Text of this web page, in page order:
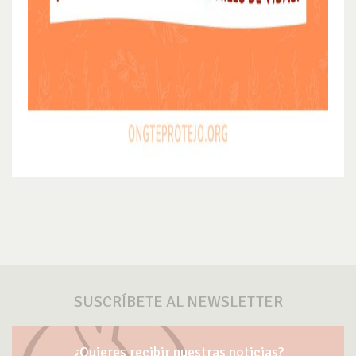
SUSCRÍBETE AL NEWSLETTER
¿Quieres recibir nuestras noticias?